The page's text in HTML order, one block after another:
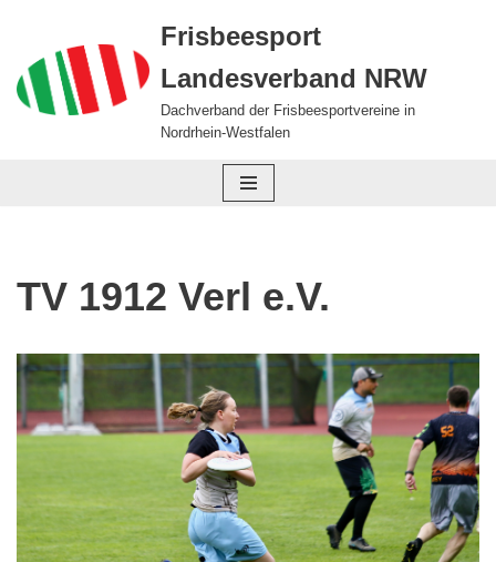
Zum
Inhalt
springen
Frisbeesport
Landesverband NRW
Dachverband der Frisbeesportvereine in
Nordrhein-Westfalen
TV 1912 Verl e.V.